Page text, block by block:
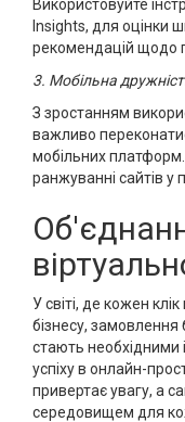
Використовуйте
Insights, для оцінки
рекомендацій щодо
3. Мобільна
З зростанням
важливо
мобільних
ранжуванні сайтів у
У світі, де кожен
бізнесу,
стають необхідними
успіху в онлайн-
привертає увагу, а
середовищем для